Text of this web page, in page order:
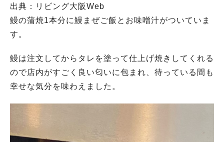
出典：リビング大阪Web
鰻の蒲焼1本分に鰻まぜご飯とお味噌汁がついていま
す。
鰻は注文してからタレを塗って仕上げ焼きしてくれる
ので店内がすごく良い匂いに包まれ、待っている間も
幸せな気分を味わえました。